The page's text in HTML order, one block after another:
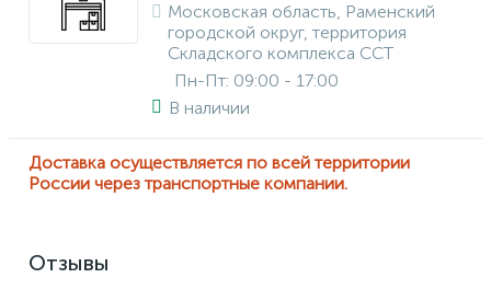
Московская область, Раменский
городской округ, территория
Складского комплекса ССТ
Пн-Пт: 09:00 - 17:00
В наличии
Доставка осуществляется по всей территории
России через транспортные компании.
Отзывы